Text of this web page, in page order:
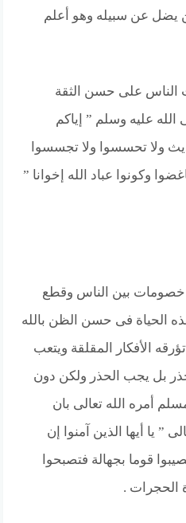
يضل عن سبيله وهو أعلم
الناس على حسن الثقة
عليه وسلم ” إياكم
ولا تحسسوا ولا تجسسوا
وكونوا عباد الله إخوانا ”
بين الناس وقطع
الحياة فى حسن الظن بالله
الأفكار المقلقة ويتعب
بل يجب الحذر ولكن دون
أمره الله تعالى بان
” يا أيها الذين آمنوا إن
قوما بجهالة فتصبحوا
الحجرات .